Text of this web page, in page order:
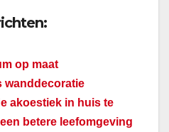
op maat
wanddecoratie
akoestiek in huis te
betere leefomgeving